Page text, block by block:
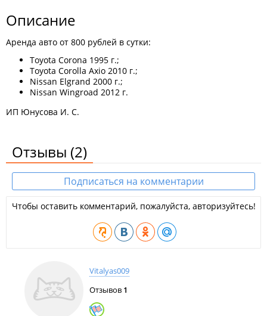
Описание
Аренда авто от 800 рублей в сутки:
Toyota Corona 1995 г.;
Toyota Corolla Axio 2010 г.;
Nissan Elgrand 2000 г.;
Nissan Wingroad 2012 г.
ИП Юнусова И. С.
Отзывы (2)
Подписаться на комментарии
Чтобы оставить комментарий, пожалуйста, авторизуйтесь!
Vitalyas009
Отзывов 1